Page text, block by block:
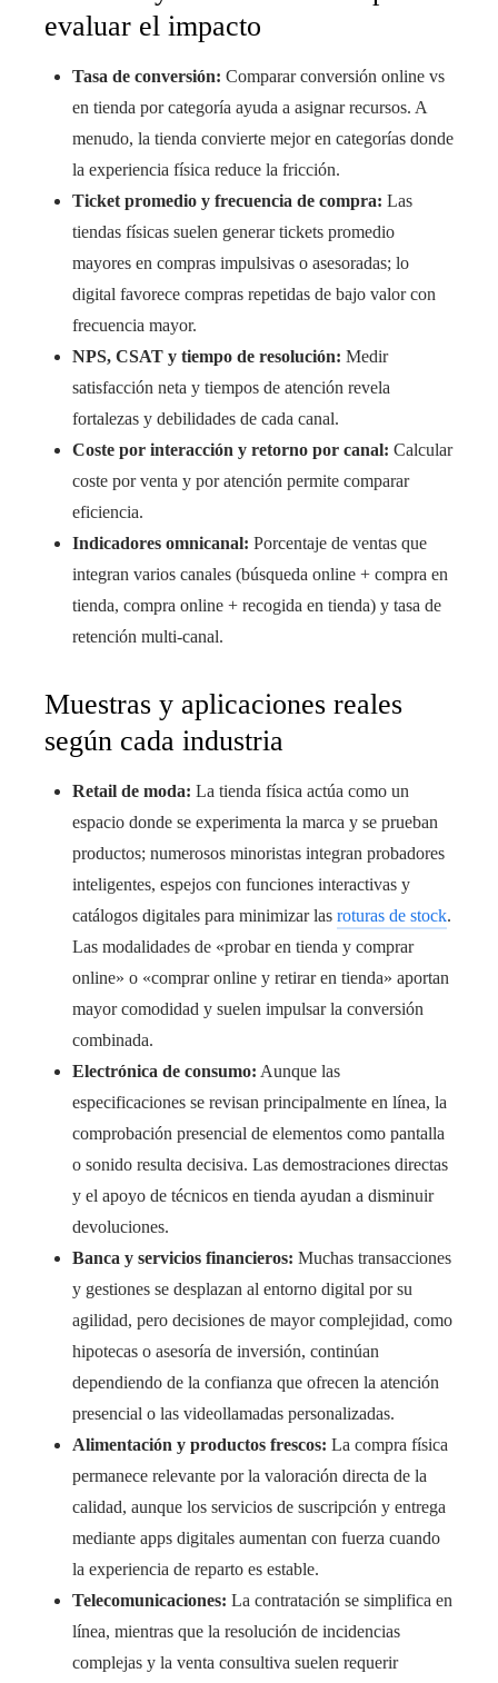
evaluar el impacto
Tasa de conversión: Comparar conversión online vs
en tienda por categoría ayuda a asignar recursos. A
menudo, la tienda convierte mejor en categorías donde
la experiencia física reduce la fricción.
Ticket promedio y frecuencia de compra: Las
tiendas físicas suelen generar tickets promedio
mayores en compras impulsivas o asesoradas; lo
digital favorece compras repetidas de bajo valor con
frecuencia mayor.
NPS, CSAT y tiempo de resolución: Medir
satisfacción neta y tiempos de atención revela
fortalezas y debilidades de cada canal.
Coste por interacción y retorno por canal: Calcular
coste por venta y por atención permite comparar
eficiencia.
Indicadores omnicanal: Porcentaje de ventas que
integran varios canales (búsqueda online + compra en
tienda, compra online + recogida en tienda) y tasa de
retención multi-canal.
Muestras y aplicaciones reales
según cada industria
Retail de moda: La tienda física actúa como un
espacio donde se experimenta la marca y se prueban
productos; numerosos minoristas integran probadores
inteligentes, espejos con funciones interactivas y
catálogos digitales para minimizar las roturas de stock.
Las modalidades de «probar en tienda y comprar
online» o «comprar online y retirar en tienda» aportan
mayor comodidad y suelen impulsar la conversión
combinada.
Electrónica de consumo: Aunque las
especificaciones se revisan principalmente en línea, la
comprobación presencial de elementos como pantalla
o sonido resulta decisiva. Las demostraciones directas
y el apoyo de técnicos en tienda ayudan a disminuir
devoluciones.
Banca y servicios financieros: Muchas transacciones
y gestiones se desplazan al entorno digital por su
agilidad, pero decisiones de mayor complejidad, como
hipotecas o asesoría de inversión, continúan
dependiendo de la confianza que ofrecen la atención
presencial o las videollamadas personalizadas.
Alimentación y productos frescos: La compra física
permanece relevante por la valoración directa de la
calidad, aunque los servicios de suscripción y entrega
mediante apps digitales aumentan con fuerza cuando
la experiencia de reparto es estable.
Telecomunicaciones: La contratación se simplifica en
línea, mientras que la resolución de incidencias
complejas y la venta consultiva suelen requerir